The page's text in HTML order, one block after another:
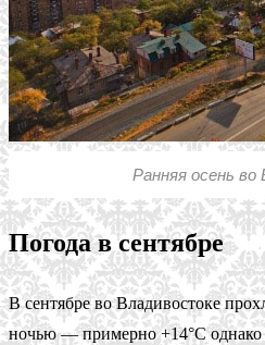
Ранняя осень во
Погода в сентябре
В сентябре во Владивостоке
ночью — примерно +14°С